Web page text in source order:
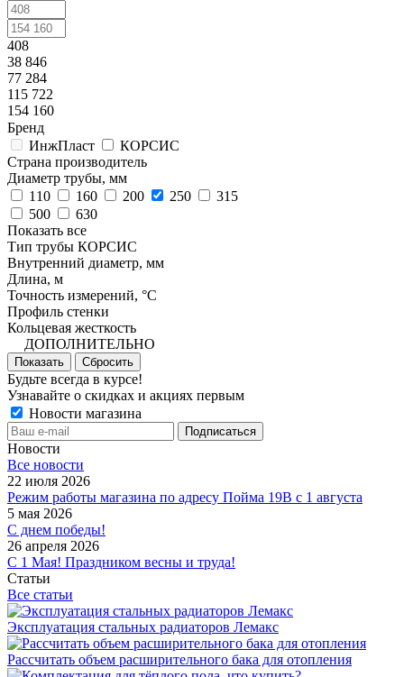
408
38 846
77 284
115 722
154 160
Бренд
ИнжПласт
КОРСИС
Страна производитель
Диаметр трубы, мм
110
160 200 250
315
500
630
Показать все
Тип трубы КОРСИС
Внутренний диаметр, мм
Длина, м
Точность измерений, °C
Профиль стенки
Кольцевая жесткость
ДОПОЛНИТЕЛЬНО
Показать Сбросить
Будьте всегда в курсе!
Узнавайте о скидках и акциях первым
Новости магазина
Новости
Все новости
22 июля 2026
Режим работы магазина по адресу Пойма 19В с 1 августа
5 мая 2026
С днем победы!
26 апреля 2026
С 1 Мая! Праздником весны и труда!
Статьи
Все статьи
Эксплуатация стальных радиаторов Лемакс
Рассчитать объем расширительного бака для отопления